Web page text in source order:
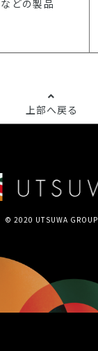
どの製品
上部へ戻る
© 2020 UTSUWA GROUP